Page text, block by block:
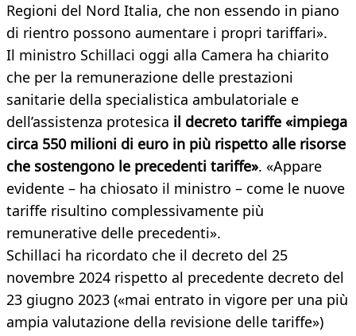
Regioni del Nord Italia, che non essendo in piano
di rientro possono aumentare i propri tariffari».
Il ministro Schillaci oggi alla Camera ha chiarito
che per la remunerazione delle prestazioni
sanitarie della specialistica ambulatoriale e
dell’assistenza protesica il decreto tariffe «impiega
circa 550 milioni di euro in più rispetto alle risorse
che sostengono le precedenti tariffe». «Appare
evidente – ha chiosato il ministro – come le nuove
tariffe risultino complessivamente più
remunerative delle precedenti».
Schillaci ha ricordato che il decreto del 25
novembre 2024 rispetto al precedente decreto del
23 giugno 2023 («mai entrato in vigore per una più
ampia valutazione della revisione delle tariffe»)